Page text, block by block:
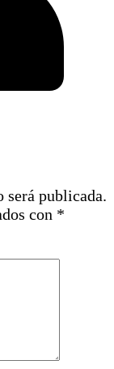
será publicada.
con *